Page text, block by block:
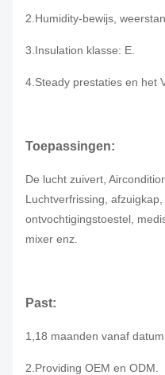
2.Humidity-bewijs ,
3.Insulation klasse: E.
4.Steady prestaties en het
Toepassingen:
De lucht zuivert,
Luchtverfrissing, afzuigkap,
ontvochtigingstoestel,
mixer enz.
Past:
1,18 maanden vanaf
2.Providing OEM en ODM.